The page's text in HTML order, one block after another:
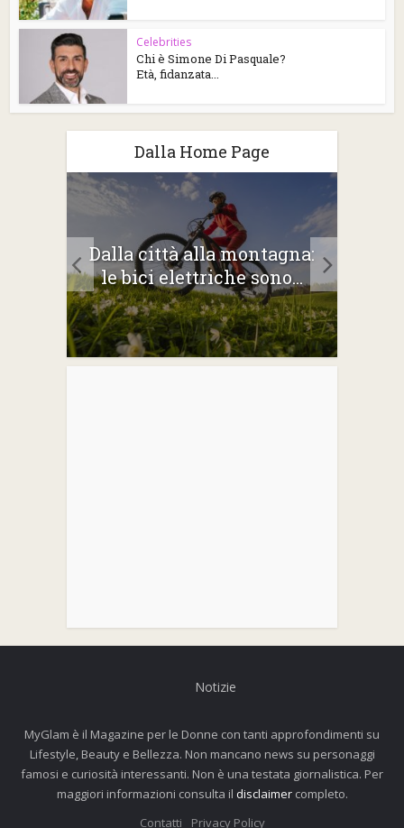
Celebrities
Chi è Simone Di Pasquale?
Età, fidanzata...
Dalla Home Page
Dalla città alla montagna:
le bici elettriche sono...
Notizie
MyGlam è il Magazine per le Donne con tanti approfondimenti su
Lifestyle, Beauty e Bellezza. Non mancano news su personaggi
famosi e curiosità interessanti. Non è una testata giornalistica. Per
maggiori informazioni consulta il disclaimercompleto.
Contatti
Privacy Policy